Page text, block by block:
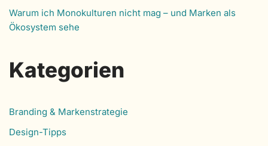
Warum ich Monokulturen nicht mag – und Marken als
Ökosystem sehe
Kategorien
Branding & Markenstrategie
Design-Tipps